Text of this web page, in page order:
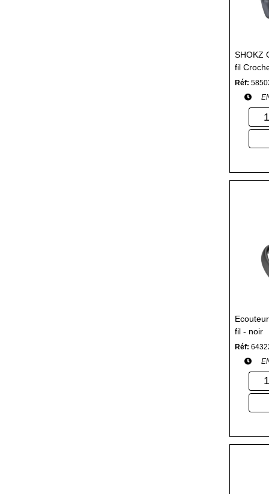
SHOKZ
fil
Réf:
fil - noir
Réf: